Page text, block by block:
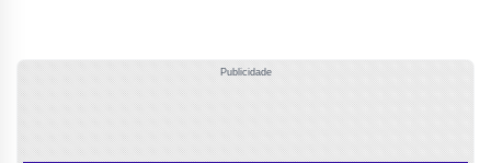
Publicidade